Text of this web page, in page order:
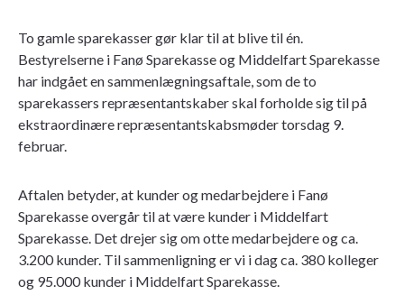
To gamle sparekasser gør klar til at blive til én.
Bestyrelserne i Fanø Sparekasse og Middelfart Sparekasse
har indgået en sammenlægningsaftale, som de to
sparekassers repræsentantskaber skal forholde sig til på
ekstraordinære repræsentantskabsmøder torsdag 9.
februar.
Aftalen betyder, at kunder og medarbejdere i Fanø
Sparekasse overgår til at være kunder i Middelfart
Sparekasse. Det drejer sig om otte medarbejdere og ca.
3.200 kunder. Til sammenligning er vi i dag ca. 380 kolleger
og 95.000 kunder i Middelfart Sparekasse.